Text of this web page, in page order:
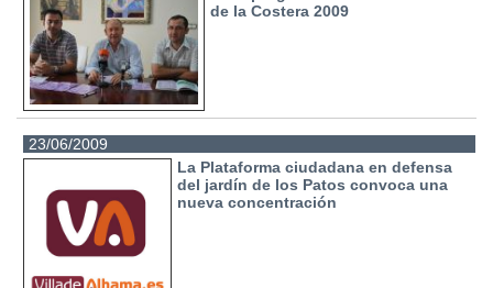
de la Costera 2009
23/06/2009
La Plataforma ciudadana en defensa
del jardín de los Patos convoca una
nueva concentración